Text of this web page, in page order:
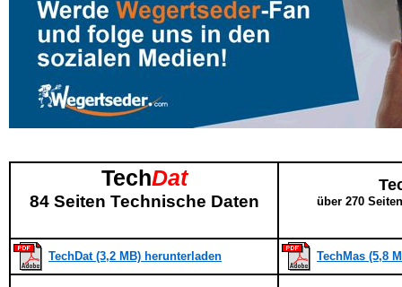
TechDat
84 Seiten Technische Daten über 270
TechDat (3,2 MB) herunterladen TechMas (5,8